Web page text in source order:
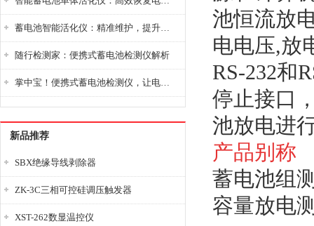
蓄电池智能活化仪：精准维护，提升电池健康状态
随行检测家：便携式蓄电池检测仪解析
掌中宝！便携式蓄电池检测仪，让电池检测变得简单又快捷！
新品推荐
SBX绝缘导线剥除器
ZK-3C三相可控硅调压触发器
XST-262数显温控仪
池恒流放
电电压,放
RS-232和
停止接口
池放电进
产品别称
蓄电池组
容量放电